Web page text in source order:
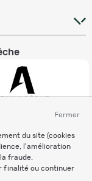
Fermer
du site (cookies
l'amélioration
fraude.
finalité ou continuer